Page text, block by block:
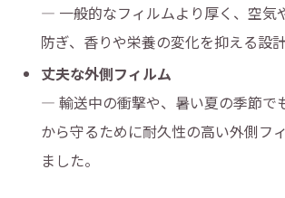
― 一般的なフィルムより厚く、空気
防ぎ、香りや栄養の変化を抑える設計
丈夫な外側フィルム
― 輸送中の衝撃や、暑い夏の季節で
から守るために耐久性の高い外側フ
ました。